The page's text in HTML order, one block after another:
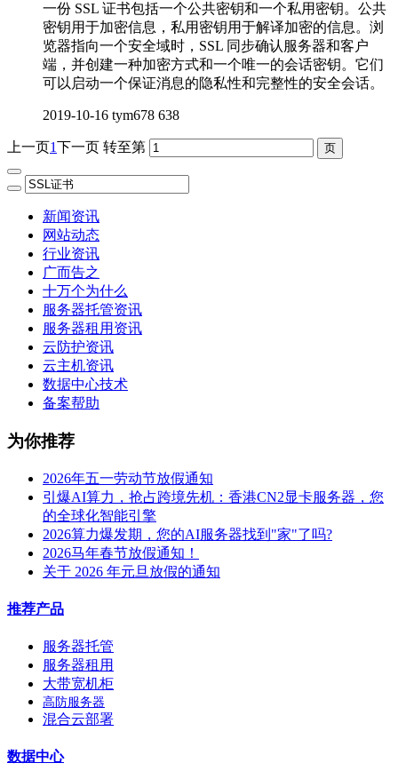
一份 SSL 证书包括一个公共密钥和一个私用密钥。公共
密钥用于加密信息，私用密钥用于解译加密的信息。浏
览器指向一个安全域时，SSL 同步确认服务器和客户
端，并创建一种加密方式和一个唯一的会话密钥。它们
可以启动一个保证消息的隐私性和完整性的安全会话。
2019-10-16 tym678 638
上一页1下一页 转至第
新闻资讯
网站动态
行业资讯
广而告之
十万个为什么
服务器托管资讯
服务器租用资讯
云防护资讯
云主机资讯
数据中心技术
备案帮助
为你推荐
2026年五一劳动节放假通知
引爆AI算力，抢占跨境先机：香港CN2显卡服务器，您
的全球化智能引擎
2026算力爆发期，您的AI服务器找到"家"了吗?
2026马年春节放假通知！
关于 2026 年元旦放假的通知
推荐产品
服务器托管
服务器租用
大带宽机柜
高防服务器
混合云部署
数据中心